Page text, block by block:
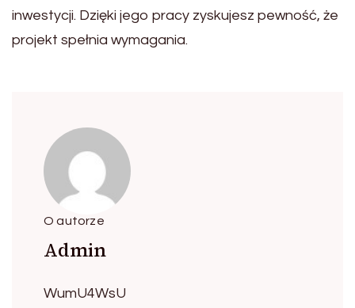
inwestycji. Dzięki jego pracy zyskujesz pewność, że
projekt spełnia wymagania.
O autorze
Admin
WumU4WsU